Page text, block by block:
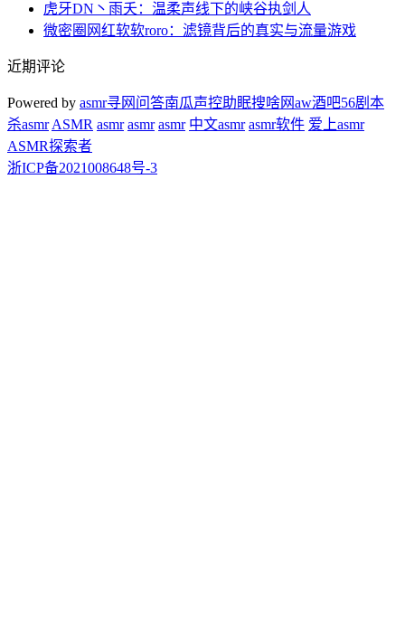
虎牙DN丶雨夭：温柔声线下的峡谷执剑人
微密圈网红软软roro：滤镜背后的真实与流量游戏
近期评论
Powered by asmr寻网问答南瓜声控助眠搜啥网aw酒吧56剧本
杀asmr ASMR asmr asmr asmr 中文asmr asmr软件 爱上asmr
ASMR探索者
浙ICP备2021008648号-3